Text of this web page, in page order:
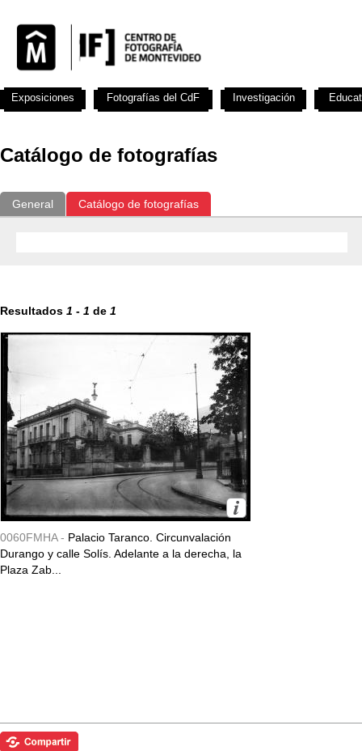
Catálogo de fotografías
General Catálogo de fotografías
Resultados 1 - 1 de 1
0060FMHA - Palacio Taranco. Circunvalación
Durango y calle Solís. Adelante a la derecha, la
Plaza Zab...
Exposiciones Fotografías del CdF Investigación